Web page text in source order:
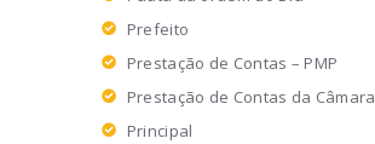
Prefeito
Prestação de Contas – PMP
Prestação de Contas da Câmara
Principal